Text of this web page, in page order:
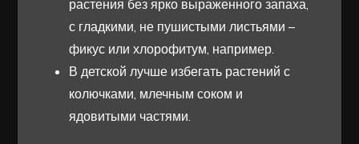
растения без ярко выраженного запаха,
с гладкими, не пушистыми листьями –
фикус или хлорофитум, например.
В детской лучше избегать растений с
колючками, млечным соком и
ядовитыми частями.